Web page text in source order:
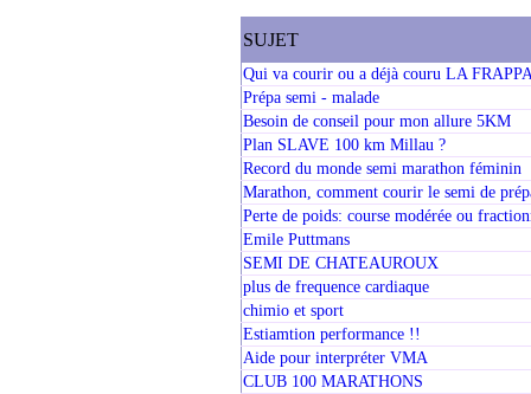
SUJET
Qui va courir ou a déjà couru LA
Prépa semi - malade
Besoin de conseil pour mon allure 5KM
Plan SLAVE 100 km Millau ?
Record du monde semi marathon féminin
Marathon, comment courir le semi de
Perte de poids: course modérée ou
Emile Puttmans
SEMI DE CHATEAUROUX
plus de frequence cardiaque
chimio et sport
Estiamtion performance !!
Aide pour interpréter VMA
CLUB 100 MARATHONS